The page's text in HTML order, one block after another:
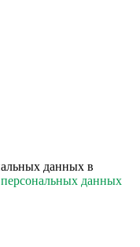
данных в
данных